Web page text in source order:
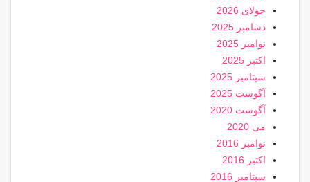
جولای 2026
دسامبر 2025
نوامبر 2025
اکتبر 2025
سپتامبر 2025
آگوست 2025
آگوست 2020
می 2020
نوامبر 2016
اکتبر 2016
سپتامبر 2016